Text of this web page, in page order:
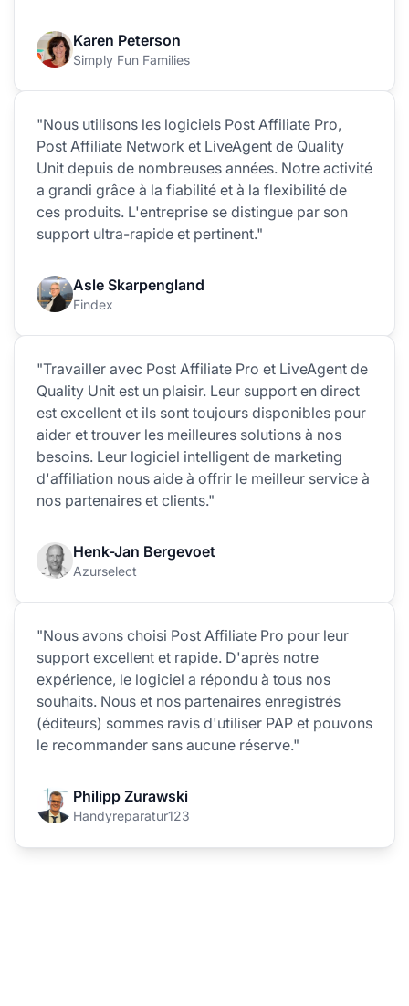
Karen Peterson
Simply Fun Families
"Nous utilisons les logiciels Post Affiliate Pro,
Post Affiliate Network et LiveAgent de Quality
Unit depuis de nombreuses années. Notre activité
a grandi grâce à la fiabilité et à la flexibilité de
ces produits. L'entreprise se distingue par son
support ultra-rapide et pertinent."
Asle Skarpengland
Findex
"Travailler avec Post Affiliate Pro et LiveAgent de
Quality Unit est un plaisir. Leur support en direct
est excellent et ils sont toujours disponibles pour
aider et trouver les meilleures solutions à nos
besoins. Leur logiciel intelligent de marketing
d'affiliation nous aide à offrir le meilleur service à
nos partenaires et clients."
Henk-Jan Bergevoet
Azurselect
"Nous avons choisi Post Affiliate Pro pour leur
support excellent et rapide. D'après notre
expérience, le logiciel a répondu à tous nos
souhaits. Nous et nos partenaires enregistrés
(éditeurs) sommes ravis d'utiliser PAP et pouvons
le recommander sans aucune réserve."
Philipp Zurawski
Handyreparatur123